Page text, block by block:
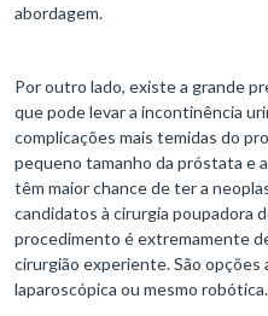
abordagem.
Por outro lado, existe a grande
que pode levar a incontinência
complicações mais temidas do
pequeno tamanho da próstata e
têm maior chance de ter a
candidatos à cirurgia poupadora
procedimento é extremamente
cirurgião experiente. São opções
laparoscópica ou mesmo robótica.